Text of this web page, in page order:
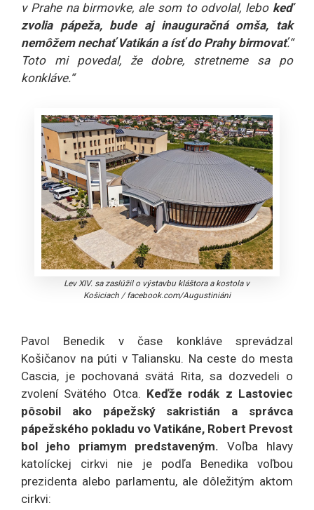
v Prahe na birmovke, ale som to odvolal, lebo keď
zvolia pápeža, bude aj inauguračná omša, tak
nemôžem nechať Vatikán a ísť do Prahy birmovať.“
Toto mi povedal, že dobre, stretneme sa po
konkláve.“
Lev XIV. sa zaslúžil o výstavbu kláštora a kostola v
Košiciach/facebook.com/Augustiniáni
Pavol Benedik v čase konkláve sprevádzal
Košičanov na púti v Taliansku. Na ceste do mesta
Cascia, je pochovaná svätá Rita, sa dozvedeli o
zvolení Svätého Otca. Keďže rodák z Lastoviec
pôsobil ako pápežský sakristián a správca
pápežského pokladu vo Vatikáne, Robert Prevost
bol jeho priamym predstaveným.Voľba hlavy
katolíckej cirkvi nie je podľa Benedika voľbou
prezidenta alebo parlamentu, ale dôležitým aktom
cirkvi: